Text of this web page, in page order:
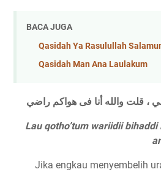
BACA JUGA
Qasidah Ya Rasulullah
Qasidah Man Ana Laulakum
، قلت والله أنا فى هواكم راضي
Lau qotho’tum wariidii
Jika engkau menyembelih